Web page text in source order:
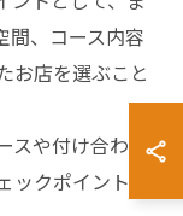
間、コース内容
お店を選ぶこと
スや付け合わせ
クポイントで